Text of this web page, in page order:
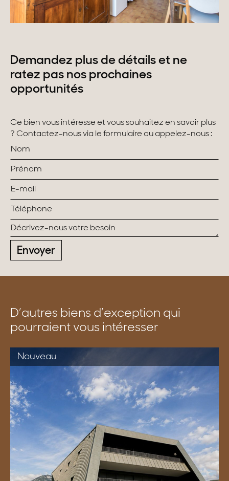
Demandez plus de détails et ne
ratez pas nos prochaines
opportunités
Ce bien vous intéresse et vous souhaitez en savoir plus
? Contactez-nous via le formulaire ou appelez-nous :
Envoyer
D’autres biens d’exception qui
pourraient vous intéresser
Nouveau